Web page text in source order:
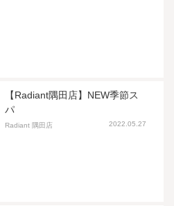
【Radiant隅田店】NEW季節ス
パ
Radiant 隅田店 2022.05.27